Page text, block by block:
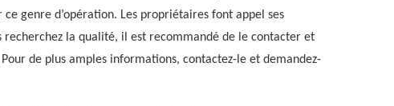
genre d’opération. Les propriétaires font appel ses
la qualité, il est recommandé de le contacter et
de plus amples informations, contactez-le et demandez-